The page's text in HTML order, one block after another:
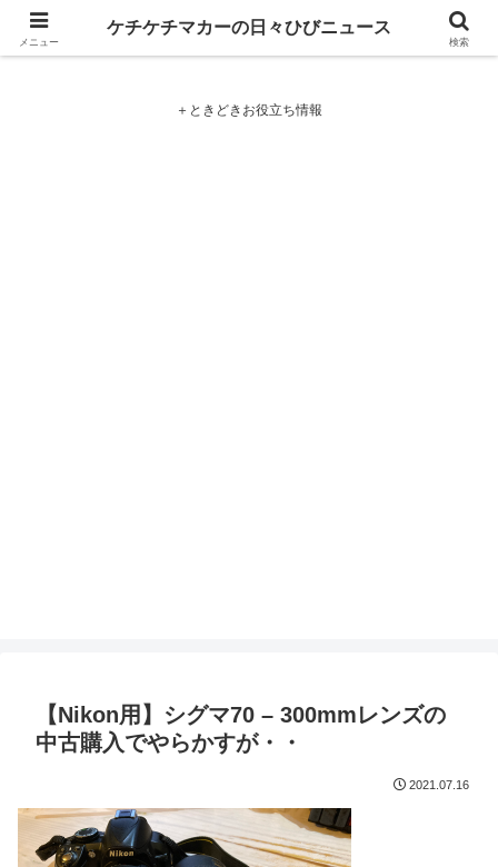
ケチケチマカーの日々ひびニュース
＋ときどきお役立ち情報
【Nikon用】シグマ70 – 300mmレンズの
中古購入でやらかすが・・
2021.07.16
メニュー
ケチケチマカーの日々ひびニュース
検索